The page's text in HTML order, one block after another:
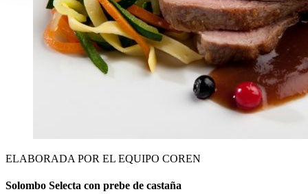
ELABORADA POR EL EQUIPO COREN
Solombo Selecta con prebe de castaña